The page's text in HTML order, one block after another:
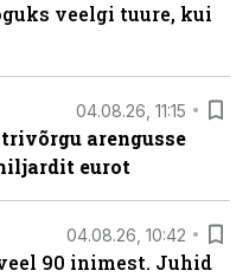
veelgi tuure, kui
04.08.26, 11:15
arengusse
eurot
04.08.26, 10:42
90 inimest. Juhid